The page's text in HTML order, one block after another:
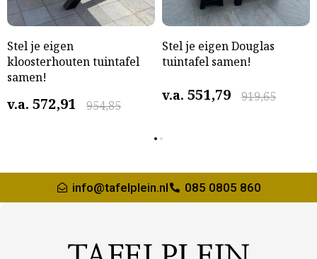
Stel je eigen
kloosterhouten tuintafel
samen!
v.a. 954,85
572,91
Stel je eigen Douglas
tuintafel samen!
v.a. 919,65
551,79
info@tafelplein.nl 085 0805 860